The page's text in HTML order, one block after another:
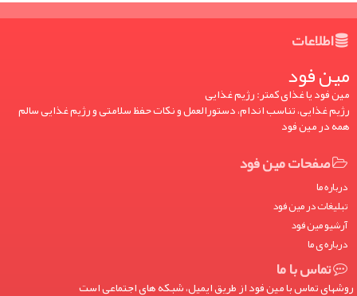
اطلاعات
مین فود
مین فود یا غذای کمتر: رژیم غذایی
رژیم غذایی، تناسب اندام، دستورالعمل و نکات حفظ سلامتی و رژیم غذایی سالم
همه در مین فود
صفحات مین فود
درباره ما
تبلیغات در مین فود
آرشیو مین فود
درباره ی ما
تماس با ما
روشهای تماس با مین فود از طریق ایمیل، شبکه های اجتماعی است